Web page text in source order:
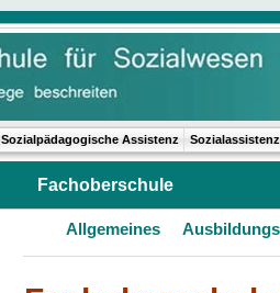
Sozialpädagogische Assistenz Sozialassistenz
Fachoberschule
Allgemeines